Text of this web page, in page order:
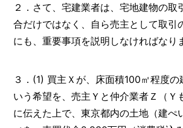
２．さて、宅建業者は、宅地建物の取
合だけではなく、自ら売主として取引
にも、重要事項を説明しなければなり
３．(1) 買主Ｘが、床面積100㎡程度の
いう希望を、売主Ｙと仲介業者Ｚ（Ｙ
に伝えた上で、東京都内の土地（建